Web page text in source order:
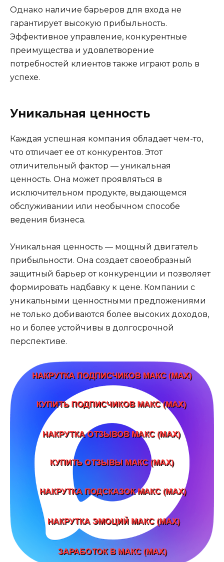
Однако наличие барьеров для входа не
гарантирует высокую прибыльность.
Эффективное управление, конкурентные
преимущества и удовлетворение
потребностей клиентов также играют роль в
успехе.
Уникальная ценность
Каждая успешная компания обладает чем-то,
что отличает ее от конкурентов. Этот
отличительный фактор — уникальная
ценность. Она может проявляться в
исключительном продукте, выдающемся
обслуживании или необычном способе
ведения бизнеса.
Уникальная ценность — мощный двигатель
прибыльности. Она создает своеобразный
защитный барьер от конкуренции и позволяет
формировать надбавку к цене. Компании с
уникальными ценностными предложениями
не только добиваются более высоких доходов,
но и более устойчивы в долгосрочной
перспективе.